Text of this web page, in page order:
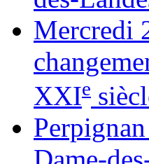
Mercredi
XXIe